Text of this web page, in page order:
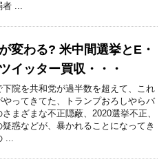
者 ...
変わる? 米中間選挙とE・
イッター買収・・・
下院を共和党が過半数を超えて、これ
やってきてた、トランプおろしやらバ
まざまな不正隠蔽、2020選挙不正、
疑惑などが、暴かれることになってき
...